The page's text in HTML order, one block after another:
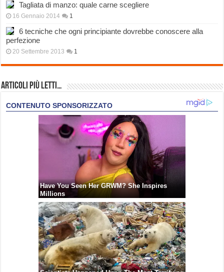
Tagliata di manzo: quale carne scegliere
16 Gennaio 2014 1
6 tecniche che ogni principiante dovrebbe conoscere alla
perfezione
20 Settembre 2013 1
Articoli più Letti…